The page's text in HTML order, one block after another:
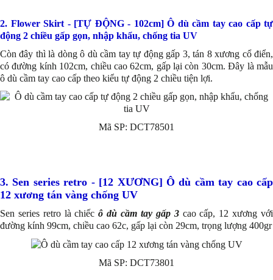
2. Flower Skirt - [TỰ ĐỘNG - 102cm] Ô dù cầm tay cao cấp tự
động 2 chiều gấp gọn, nhập khẩu, chống tia UV
Còn đây thì là dòng ô dù cầm tay tự động gấp 3, tán 8 xương cổ điển,
có đường kính 102cm, chiều cao 62cm, gấp lại còn 30cm. Đây là mẫu
ô dù cầm tay cao cấp theo kiểu tự động 2 chiều tiện lợi.
Mã SP: DCT78501
3. Sen series retro - [12 XƯƠNG] Ô dù cầm tay cao cấp
12 xương tán vàng chống UV
Sen series retro là chiếcô dù cầm tay gấp 3cao cấp, 12 xương với
đường kính 99cm, chiều cao 62c, gấp lại còn 29cm, trọng lượng 400gr
Mã SP: DCT73801